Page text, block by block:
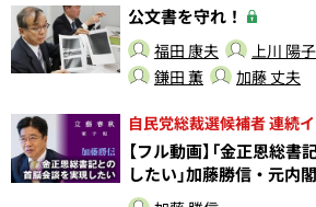
公文書を守れ！
福田 康夫 上川 陽子
鎌田 薫
加藤 丈夫
自民党総裁選候補者 連続
【フル動画】「金正恩総
したい」加藤勝信・元内